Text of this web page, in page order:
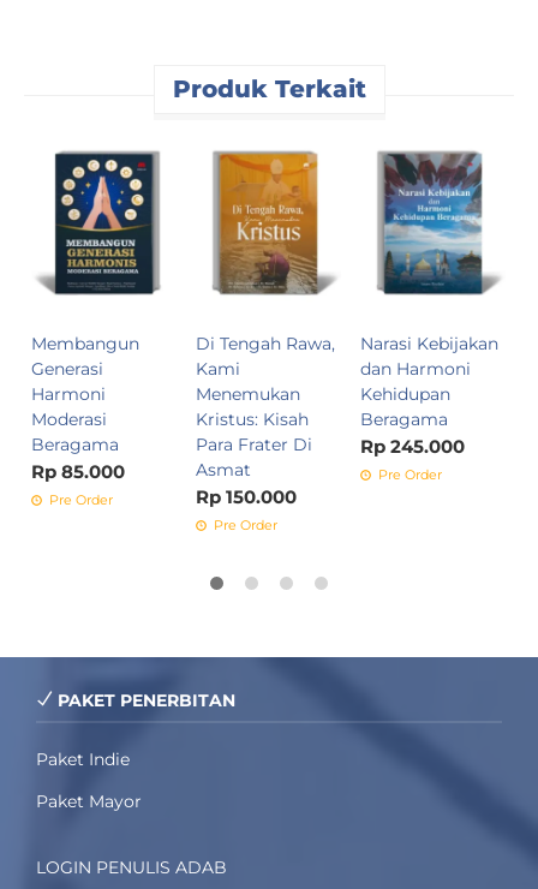
Produk Terkait
Membangun
Generasi
Harmoni
Moderasi
Beragama
Rp 85.000
Pre Order
Di Tengah Rawa,
Kami
Menemukan
Kristus: Kisah
Para Frater Di
Asmat
Rp 150.000
Pre Order
Narasi Kebijakan
dan Harmoni
Kehidupan
Beragama
Rp 245.000
Pre Order
PAKET PENERBITAN
Paket Indie
Paket Mayor
LOGIN PENULIS ADAB